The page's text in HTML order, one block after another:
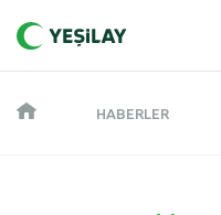
HABERLER